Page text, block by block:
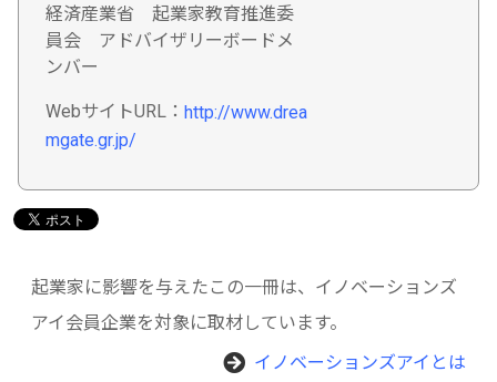
経済産業省 起業家教育推進委
員会 アドバイザリーボードメ
ンバー
WebサイトURL： http://www.drea
mgate.gr.jp/
起業家に影響を与えたこの一冊は、イノベーションズ
アイ会員企業を対象に取材しています。
イノベーションズアイとは